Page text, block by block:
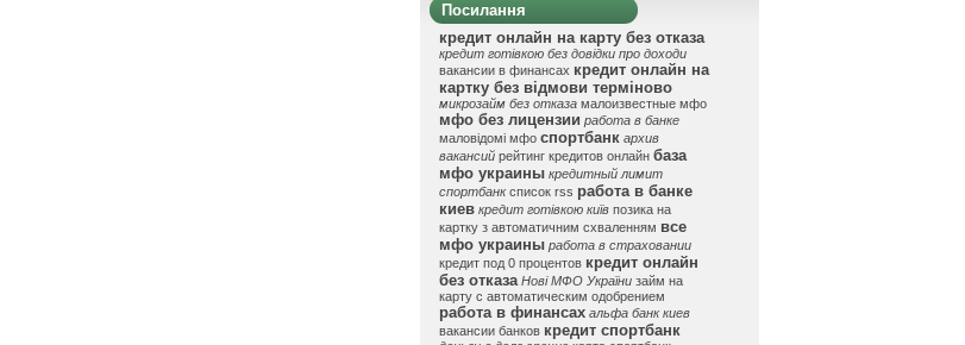
Посилання
кредит онлайн на карту без отказа
кредит готівкою без довідки про доходи
вакансии в финансах кредит онлайн на
картку без відмови терміново
микрозайм без отказа малоизвестные мфо
мфо без лицензии работа в банке
маловідомі мфо спортбанк архив
вакансий рейтинг кредитов онлайн база
мфо украины кредитный лимит
спортбанк список rss работа в банке
киев кредит готівкою київ позика на
картку з автоматичним схваленням все
мфо украины работа в страховании
кредит под 0 процентов кредит онлайн
без отказа Нові МФО України займ на
карту с автоматическим одобрением
работа в финансах альфа банк киев
вакансии банков кредит спортбанк